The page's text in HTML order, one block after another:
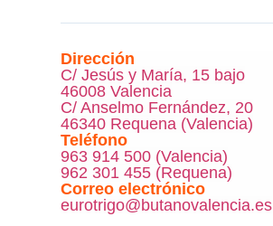
Dirección
C/ Jesús y María, 15 bajo
46008 Valencia
C/ Anselmo Fernández, 20
46340 Requena (Valencia)
Teléfono
963 914 500 (Valencia)
962 301 455 (Requena)
Correo electrónico
eurotrigo@butanovalencia.es